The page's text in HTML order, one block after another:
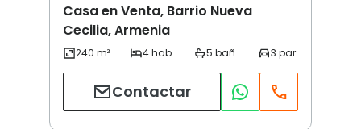
Casa en Venta, Barrio Nueva
Cecilia, Armenia
Contactar